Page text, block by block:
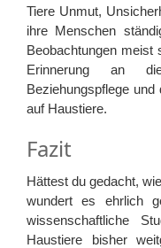
Tiere Unmut,
ihre Menschen
Beobachtungen meist
Erinnerung an
Beziehungspflege
auf Haustiere.
Fazit
Hättest du gedacht,
wundert es ehrlich
wissenschaftliche
Haustiere bisher